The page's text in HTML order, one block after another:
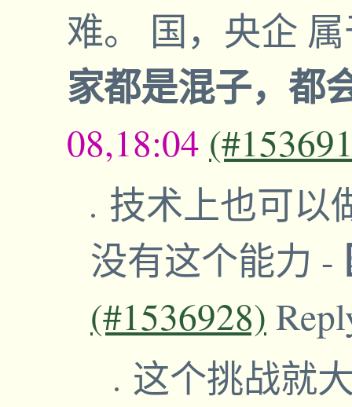
难。 国，央企
家都是混子，都
08,18:04
技术上也可以
没有这个能力 -
(#1536928)
这个挑战就